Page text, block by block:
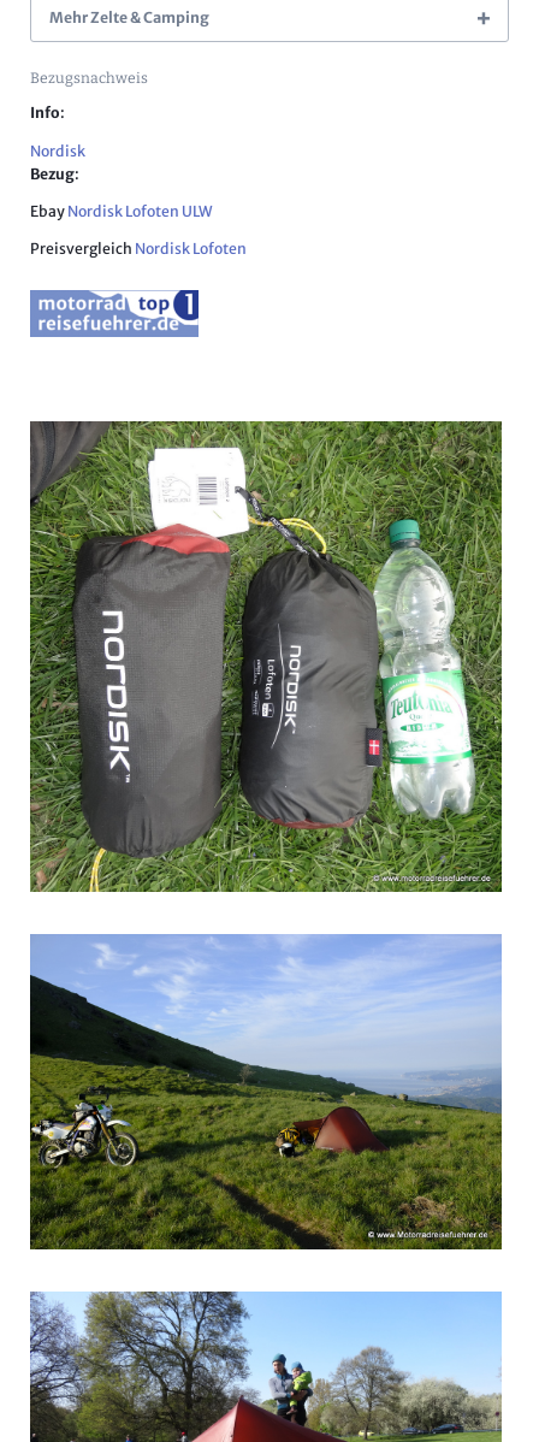
Mehr Zelte & Camping
Bezugsnachweis
Info:
Nordisk
Bezug:
Ebay Nordisk Lofoten ULW
Preisvergleich Nordisk Lofoten